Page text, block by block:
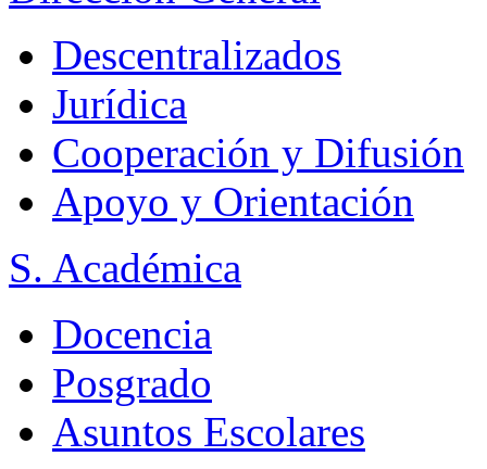
Descentralizados
Jurídica
Cooperación y Difusión
Apoyo y Orientación
S. Académica
Docencia
Posgrado
Asuntos Escolares